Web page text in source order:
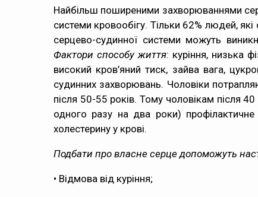
Найбільш поширеними захворюваннями
системи кровообігу. Тільки 62% людей,
серцево-судинної системи можуть
Фактори способу життя: куріння, низька
високий кров’яний тиск, зайва вага,
судинних захворювань. Чоловіки
після 50-55 років. Тому чоловікам після
одного разу на два роки)
холестерину у крові.
Подбати про власне серце допоможуть
• Відмова від куріння;